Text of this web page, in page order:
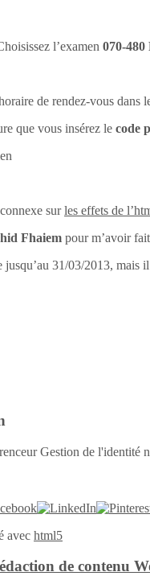
l’examen 070-
de rendez-vous dans
que vous insérez le code
surles effets de
Fhaiem pour m’avoir
jusqu’au 31/03/2013, mais
Gestion de l'identité
avec html5
de contenu